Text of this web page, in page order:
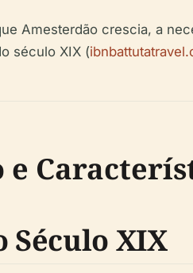
Amesterdão crescia, a
século XIX (
e
Século XIX